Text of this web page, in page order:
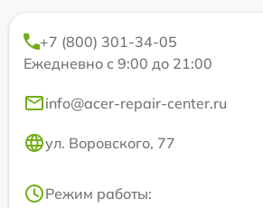
+7 (800) 301-34-05
Ежедневно с 9:00 до 21:00
info@acer-repair-center.ru
ул. Воровского, 77
Режим работы: